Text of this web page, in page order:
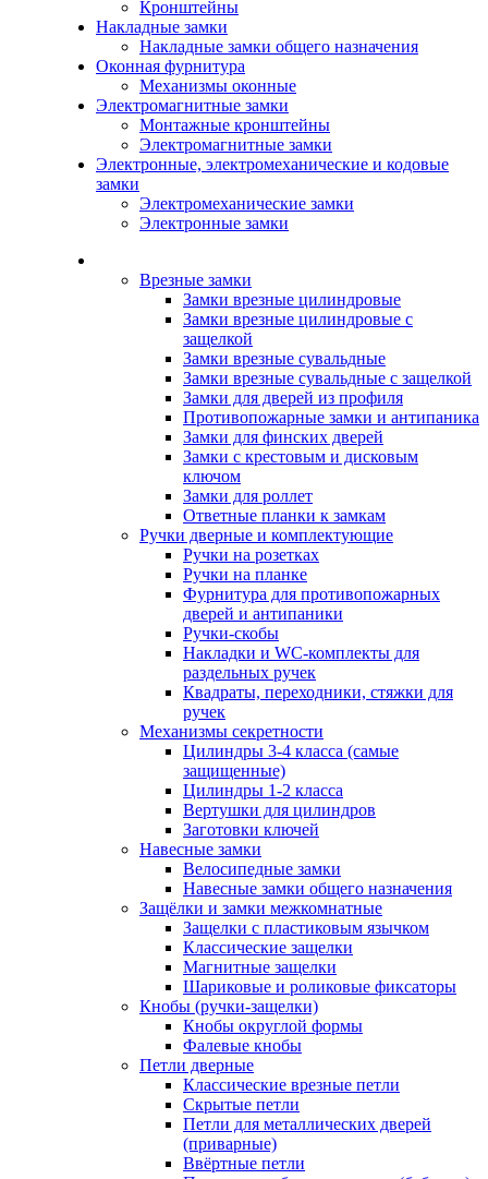
Кронштейны
Накладные замки
Накладные замки общего назначения
Оконная фурнитура
Механизмы оконные
Электромагнитные замки
Монтажные кронштейны
Электромагнитные замки
Электронные, электромеханические и кодовые
замки
Электромеханические замки
Электронные замки
Врезные замки
Замки врезные цилиндровые
Замки врезные цилиндровые с
защелкой
Замки врезные сувальдные
Замки врезные сувальдные с защелкой
Замки для дверей из профиля
Противопожарные замки и антипаника
Замки для финских дверей
Замки с крестовым и дисковым
ключом
Замки для роллет
Ответные планки к замкам
Ручки дверные и комплектующие
Ручки на розетках
Ручки на планке
Фурнитура для противопожарных
дверей и антипаники
Ручки-скобы
Накладки и WC-комплекты для
раздельных ручек
Квадраты, переходники, стяжки для
ручек
Механизмы секретности
Цилиндры 3-4 класса (самые
защищенные)
Цилиндры 1-2 класса
Вертушки для цилиндров
Заготовки ключей
Навесные замки
Велосипедные замки
Навесные замки общего назначения
Защёлки и замки межкомнатные
Защелки с пластиковым язычком
Классические защелки
Магнитные защелки
Шариковые и роликовые фиксаторы
Кнобы (ручки-защелки)
Кнобы округлой формы
Фалевые кнобы
Петли дверные
Классические врезные петли
Скрытые петли
Петли для металлических дверей
(приварные)
Ввёртные петли